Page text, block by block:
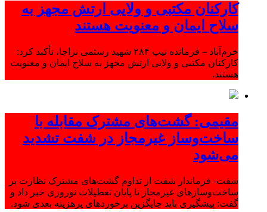
کارکنان مکتبی و ولایی ارتش مجهز به
سلاح ایمان و معنویت هستند
خرم‌آباد – فرمانده تیپ ۲۸۴ شهید رستمی نزاجا، تأکید کرد:
کارکنان مکتبی و ولایی ارتش مجهز به سلاح ایمان و معنویت
هستند.
مقیمی: گشت‌های مشترک مقابله با
ساخت‌وساز غیرمجاز در شفت تشدید
می‌شود
شفت- فرماندار شفت از تداوم گشت‌های مشترک نظارت بر
ساخت‌وسازهای غیرمجاز تا پایان تعطیلات نوروزی خبر داد و
گفت: پیشگیری باید جایگزین برخوردهای پرهزینه بعدی شود.